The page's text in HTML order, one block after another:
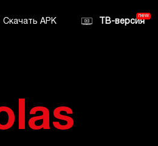
Скачать APK ТВ-версия